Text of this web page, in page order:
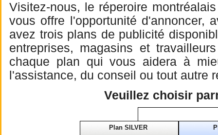
Visitez-nous, le réperoire
vous offre l'opportunité d'annoncer,
avez trois plans de publicité
entreprises, magasins et
chaque plan qui vous aidera à
l'assistance, du conseil ou tout autre
Veuillez choisir
Plan SILVER